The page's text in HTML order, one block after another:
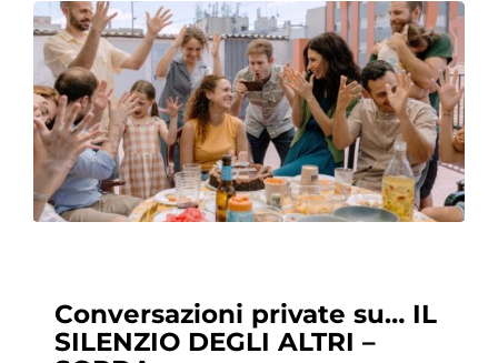
Conversazioni private su… IL
SILENZIO DEGLI ALTRI –